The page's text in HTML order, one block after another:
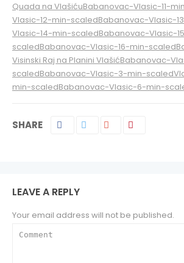
Quada na VlašićuBabanovac-Vlasic-11-
Vlasic-12-min-scaledBabanovac-Vlasic-
Vlasic-14-min-scaledBabanovac-Vlasic-
scaledBabanovac-Vlasic-16-min-scaled
Visinski Raj na Planini VlašićBabanovac-
scaledBabanovac-Vlasic-3-min-scaled
min-scaledBabanovac-Vlasic-6-min-
SHARE
LEAVE A REPLY
Your email address will not be published.